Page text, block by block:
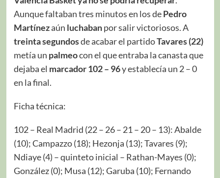
Aunque faltaban tres minutos en los dePedro
Martínezaún luchabanpor salir victoriosos. A
treinta segundosde acabar el partidoTavares (22)
metía un palmeocon el que entraba la canasta que
dejaba el marcador 102 – 96y establecía un 2 – 0
en la final.
Ficha técnica:
102 – Real Madrid (22 – 26 – 21 – 20 – 13): Abalde
(10); Campazzo (18); Hezonja (13); Tavares (9);
Ndiaye (4) – quinteto inicial – Rathan-Mayes (0);
González (0); Musa (12); Garuba (10); Fernando